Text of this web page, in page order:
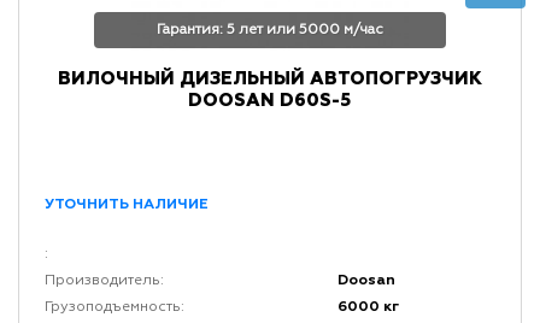
Гарантия: 5 лет или 5000 м/час
ВИЛОЧНЫЙ ДИЗЕЛЬНЫЙ АВТОПОГРУЗЧИК
DOOSAN D60S-5
УТОЧНИТЬ НАЛИЧИЕ
:
Производитель:
Doosan
Грузоподъемность: 6000 кг